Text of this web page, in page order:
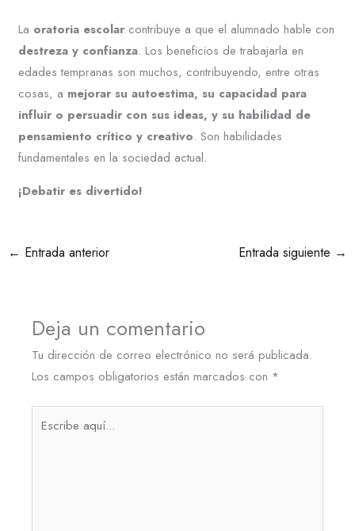
La oratoria escolar contribuye a que el alumnado hable con
destreza y confianza. Los beneficios de trabajarla en
edades tempranas son muchos, contribuyendo, entre otras
cosas, a mejorar su autoestima, su capacidad para
influir o persuadir con sus ideas, y su habilidad de
pensamiento crítico y creativo. Son habilidades
fundamentales en la sociedad actual.
¡Debatir es divertido!
← Entrada anterior Entrada siguiente →
Deja un comentario
Tu dirección de correo electrónico no será publicada.
Los campos obligatorios están marcados con *